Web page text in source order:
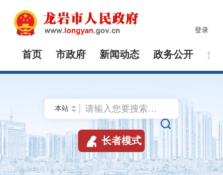
登录
首页 市政府 新闻动态 政务公开 解

 长者模式